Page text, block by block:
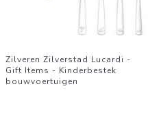
Zilveren Zilverstad Lucardi -
Gift Items - Kinderbestek
bouwvoertuigen